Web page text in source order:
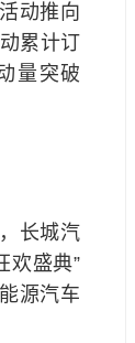
动推向
累计订
量突破
长城汽
欢盛典”
源汽车